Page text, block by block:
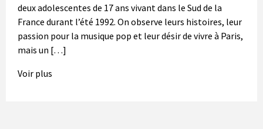
deux adolescentes de 17 ans vivant dans le Sud de la
France durant l’été 1992. On observe leurs histoires, leur
passion pour la musique pop et leur désir de vivre à Paris,
mais un […]
Voir plus